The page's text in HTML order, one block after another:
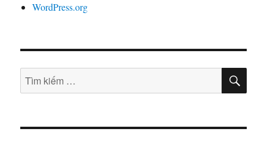
WordPress.org
Tìm
kiếm:
TÌM